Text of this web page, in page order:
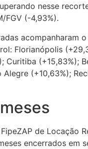
nesse
FGV (-4,93%).
acompanharam
Florianópolis
Curitiba (+15,83%);
Alegre (+10,63%);
de Locação
encerrados em